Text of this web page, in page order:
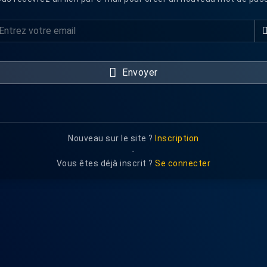
Envoyer
Nouveau sur le site ?Inscription
-
Vous êtes déjà inscrit ?Se connecter